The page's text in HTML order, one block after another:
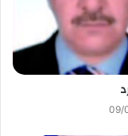
09/